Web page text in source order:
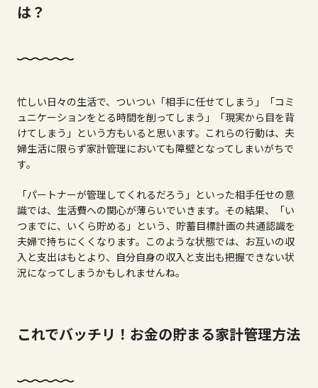
は？
忙しい日々の生活で、ついつい「相手に任せてしまう」「コミ
ュニケーションをとる時間を削ってしまう」「現実から目を背
けてしまう」という方もいると思います。これらの行動は、夫
婦生活に限らず家計管理においても障壁となってしまいがちで
す。
「パートナーが管理してくれるだろう」といった相手任せの意
識では、生活費への関心が薄らいでいきます。その結果、「い
つまでに、いくら貯める」という、貯蓄目標計画の共通認識を
夫婦で持ちにくくなります。このような状態では、お互いの収
入と支出はもとより、自分自身の収入と支出も把握できない状
況になってしまうかもしれませんね。
これでバッチリ！お金の貯まる家計管理方法